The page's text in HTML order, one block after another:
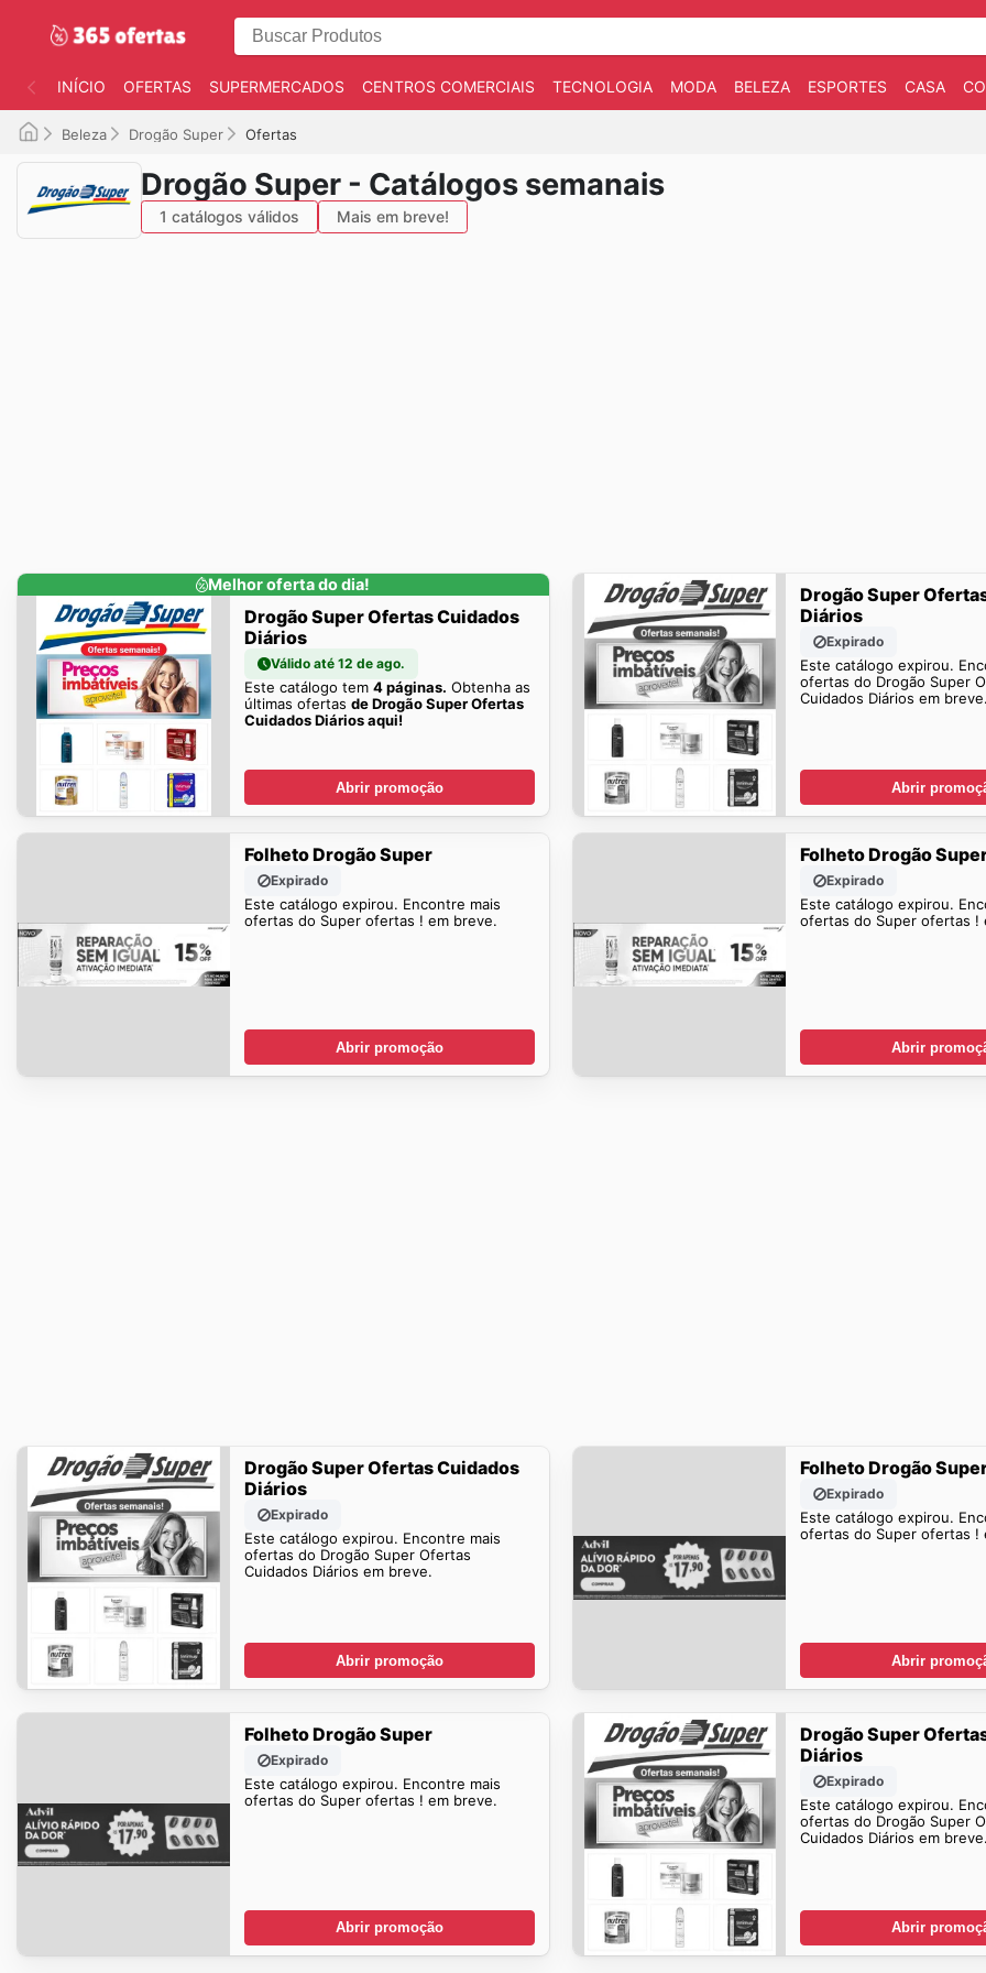
INÍCIO OFERTAS SUPERMERCADOS CENTROS COMERCIAIS TECNOLOGIA MODA BELEZA ESPORTES CASA
Beleza Drogão Super Ofertas
Drogão Super - Catálogos semanais
1 catálogos válidos Mais em breve!
Melhor oferta do dia!
Drogão Super Ofertas Cuidados
Diários
Válido até 12 de ago.
Este catálogo tem 4 páginas. Obtenha as
últimas ofertas de Drogão Super Ofertas
Cuidados Diários aqui!
Abrir promoção
Drogão Super
Diários
Expirado
Este catálogo expirou.
ofertas do Drogão Super
Cuidados Diários em
Abrir
Folheto Drogão Super
Expirado
Este catálogo expirou. Encontre mais
ofertas do Super ofertas ! em breve.
Abrir promoção
Folheto Drogão
Expirado
Este catálogo expirou.
ofertas do Super ofertas !
Abrir
Drogão Super Ofertas Cuidados
Diários
Expirado
Este catálogo expirou. Encontre mais
ofertas do Drogão Super Ofertas
Cuidados Diários em breve.
Abrir promoção
Folheto Drogão
Expirado
Este catálogo expirou.
ofertas do Super ofertas !
Abrir
Folheto Drogão Super
Expirado
Este catálogo expirou. Encontre mais
ofertas do Super ofertas ! em breve.
Abrir promoção
Drogão Super
Diários
Expirado
Este catálogo expirou.
ofertas do Drogão Super
Cuidados Diários em
Abrir